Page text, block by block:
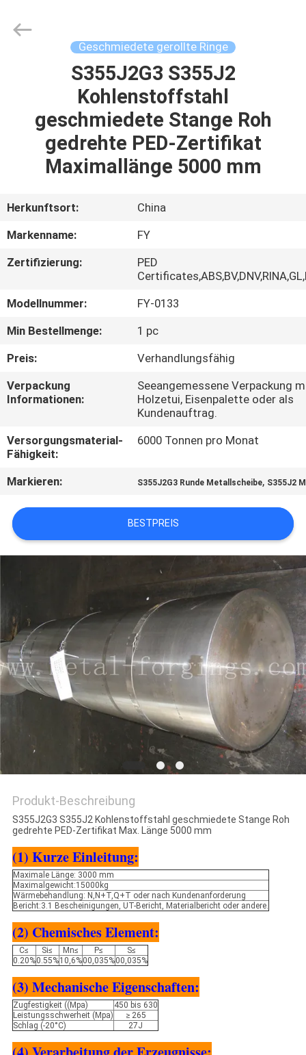
PRODUKTE
VIDEOS
ÜBER
UNS
FABRIK-
AUSFLUG
QUALITÄTSKONTROLLE
TRETEN
SIE
UNS
IN
NACHRICHTEN
FORDERN
SIE EIN
ZITAT
SITEMAP
PRIVACY
POLICY
Flange
Geschmiedete gerollte Ringe
S355J2G3 S355J2
Kohlenstoffstahl
geschmiedete Stange Roh
gedrehte PED-Zertifikat
Maximallänge 5000 mm
Herkunftsort:
China
Markenname:
FY
Zertifizierung:
PED
Modellnummer:
FY-0133
Min Bestellmenge:
1 pc
Preis:
Verhandlungsfähig
Verpackung
Informationen:
Seeangemessene Verpackung
Holzetui, Eisenpalette oder als
Kundenauftrag.
Versorgungsmaterial-
Fähigkeit:
6000 Tonnen pro Monat
Markieren: S355J2G3 Runde Metallscheibe, S355J2
BESTPREIS
Produkt-Beschreibung
S355J2G3 S355J2 Kohlenstoffstahl geschmiedete Stange Roh
gedrehte PED-Zertifikat Max. Länge 5000 mm
(1) Kurze Einleitung:
Maximale Länge: 3000 mm
Maximalgewicht:15000kg
Wärmebehandlung: N,N+T,Q+T oder nach Kundenanforderung
Bericht:3.1 Bescheinigungen, UT-Bericht, Materialbericht oder andere.
(2) Chemisches Element:
C≤ Si≤ Mn≤ P≤
S≤
0.20%0.55%10,6%00,035%00,035%
(3) Mechanische Eigenschaften:
Zugfestigkeit ((Mpa)
450 bis 630
Leistungsschwerheit (Mpa)
≥ 265
Schlag (-20°C)
27J